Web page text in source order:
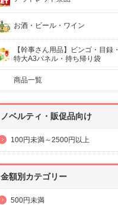
お酒・ビール・ワイン
【幹事さん用品】ビンゴ・目録・
特大A3パネル・持ち帰り袋
商品一覧
ノベルティ・販促品向け
100円未満～2500円以上
金額別カテゴリー
500円未満